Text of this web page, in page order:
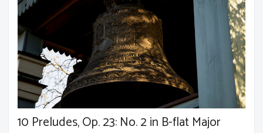
10 Preludes, Op. 23: No. 2 in B-flat Major